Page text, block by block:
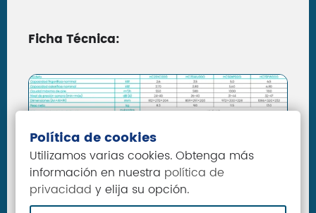
Ficha Técnica:
Política de cookies
Utilizamos varias cookies. Obtenga más
información en nuestra política de
privacidad y elija su opción.